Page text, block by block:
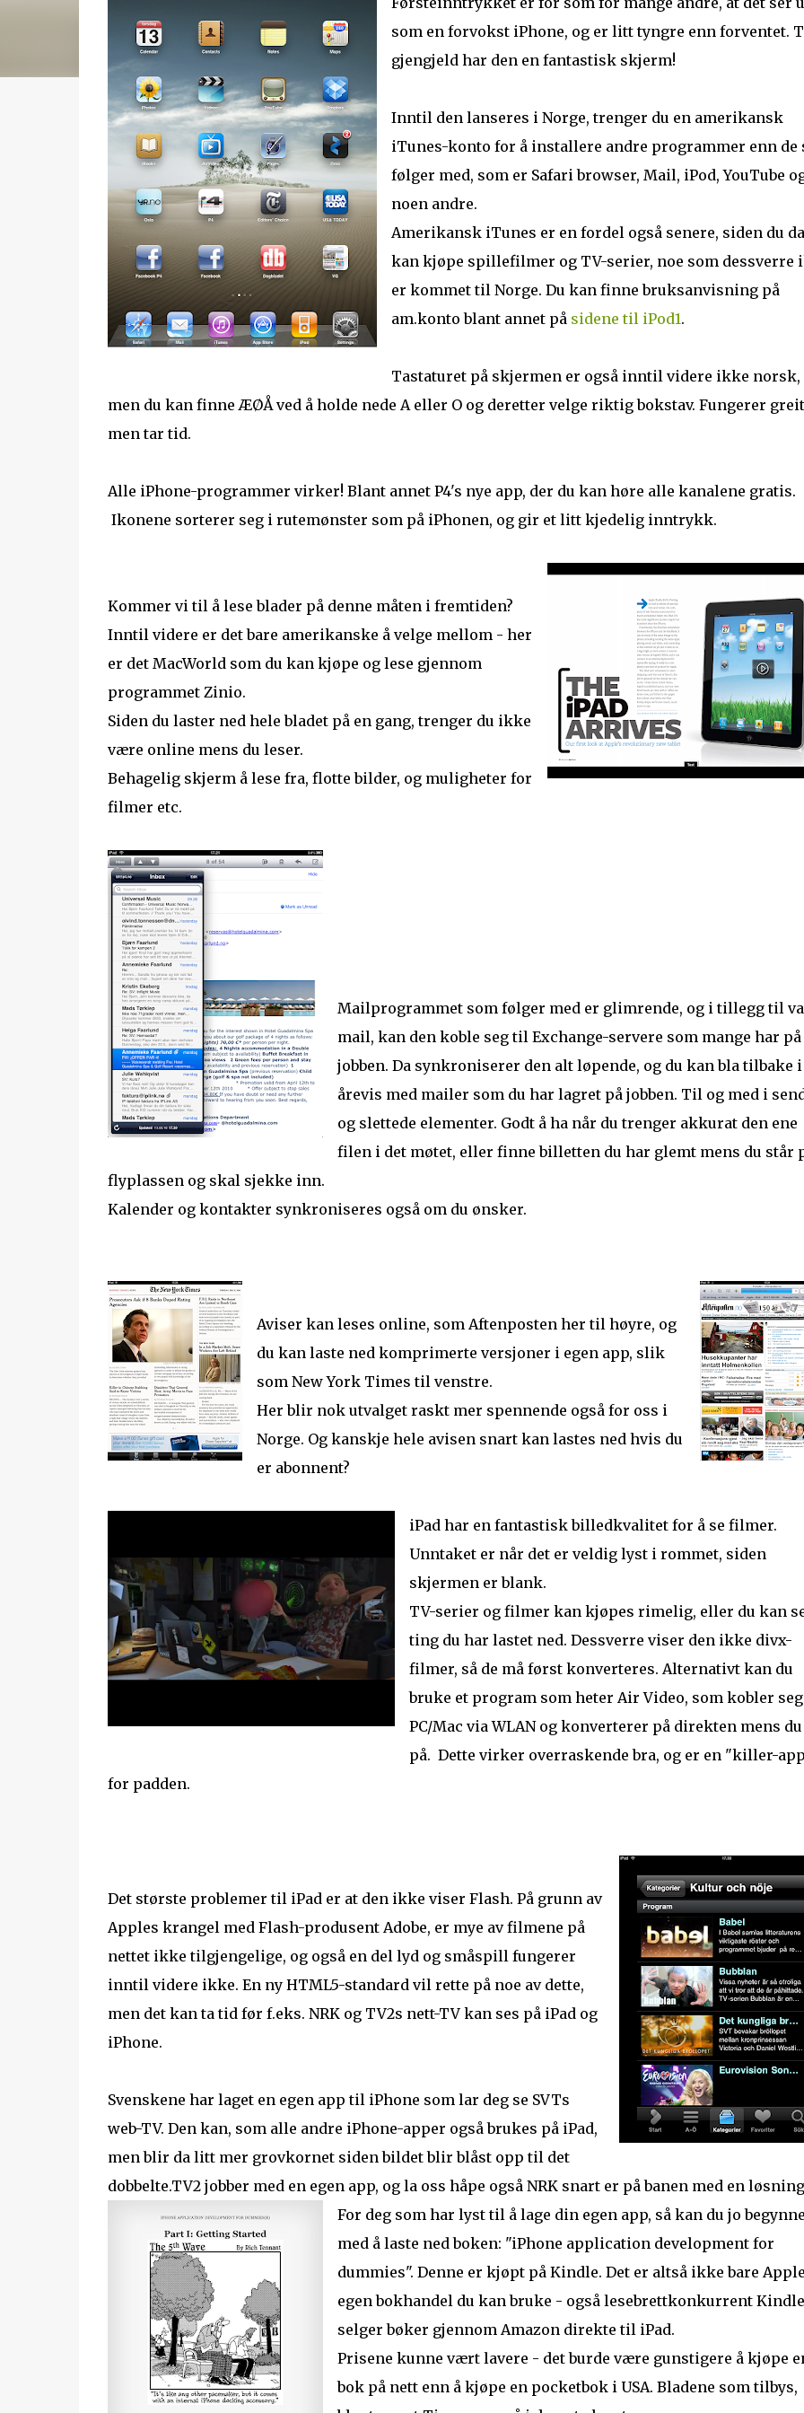
som en forvokst iPhone, og er litt tyngre enn forventet.
gjengjeld har den en fantastisk skjerm!
Inntil den lanseres i Norge, trenger du en amerikansk
iTunes-konto for å installere andre programmer enn de
følger med, som er Safari browser, Mail, iPod, YouTube
noen andre.
Amerikansk iTunes er en fordel også senere, siden du da
kan kjøpe spillefilmer og TV-serier, noe som dessverre
er kommet til Norge. Du kan finne bruksanvisning på
am.konto blant annet på sidene til iPod1.
Tastaturet på skjermen er også inntil videre ikke norsk,
men du kan finne ÆØÅ ved å holde nede A eller O og deretter velge riktig bokstav. Fungerer
men tar tid.
Alle iPhone-programmer virker! Blant annet P4's nye app, der du kan høre alle kanalene gratis.
Ikonene sorterer seg i rutemønster som på iPhonen, og gir et litt kjedelig inntrykk.
Kommer vi til å lese blader på denne måten i fremtiden?
Inntil videre er det bare amerikanske å velge mellom - her
er det MacWorld som du kan kjøpe og lese gjennom
programmet Zinio.
Siden du laster ned hele bladet på en gang, trenger du ikke
være online mens du leser.
Behagelig skjerm å lese fra, flotte bilder, og muligheter for
filmer etc.
Mailprogrammet som følger med er glimrende, og i tillegg til
mail, kan den koble seg til Exchange-servere som mange har på
jobben. Da synkroniserer den alt løpende, og du kan bla tilbake i
årevis med mailer som du har lagret på jobben. Til og med i
og slettede elementer. Godt å ha når du trenger akkurat den ene
filen i det møtet, eller finne billetten du har glemt mens du står
flyplassen og skal sjekke inn.
Kalender og kontakter synkroniseres også om du ønsker.
Aviser kan leses online, som Aftenposten her til høyre, og
du kan laste ned komprimerte versjoner i egen app, slik
som New York Times til venstre.
Her blir nok utvalget raskt mer spennende også for oss i
Norge. Og kanskje hele avisen snart kan lastes ned hvis du
er abonnent?
iPad har en fantastisk billedkvalitet for å se filmer.
Unntaket er når det er veldig lyst i rommet, siden
skjermen er blank.
TV-serier og filmer kan kjøpes rimelig, eller du kan
ting du har lastet ned. Dessverre viser den ikke divx-
filmer, så de må først konverteres. Alternativt kan du
bruke et program som heter Air Video, som kobler
PC/Mac via WLAN og konverterer på direkten mens
på. Dette virker overraskende bra, og er en "killer-
for padden.
Det største problemer til iPad er at den ikke viser Flash. På grunn av
Apples krangel med Flash-produsent Adobe, er mye av filmene på
nettet ikke tilgjengelige, og også en del lyd og småspill fungerer
inntil videre ikke. En ny HTML5-standard vil rette på noe av dette,
men det kan ta tid før f.eks. NRK og TV2s nett-TV kan ses på iPad og
iPhone.
Svenskene har laget en egen app til iPhone som lar deg se SVTs
web-TV. Den kan, som alle andre iPhone-apper også brukes på iPad,
men blir da litt mer grovkornet siden bildet blir blåst opp til det
dobbelte.TV2 jobber med en egen app, og la oss håpe også NRK snart er på banen med en
For deg som har lyst til å lage din egen app, så kan du jo begynne
med å laste ned boken: "iPhone application development for
dummies". Denne er kjøpt på Kindle. Det er altså ikke bare
egen bokhandel du kan bruke - også lesebrettkonkurrent Kindle
selger bøker gjennom Amazon direkte til iPad.
Prisene kunne vært lavere - det burde være gunstigere å kjøpe
bok på nett enn å kjøpe en pocketbok i USA. Bladene som tilbys,